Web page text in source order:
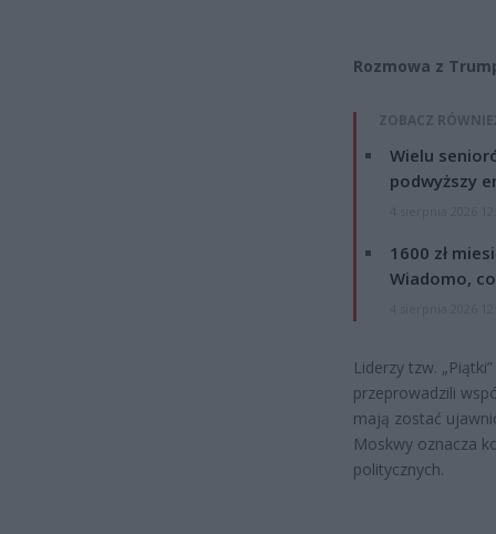
Rozmowa z
ZOBACZ
Wielu
podwyższy
1600 zł
Wiadomo,
Liderzy tzw.
przeprowadzili
mają zostać
Moskwy oznacza
politycznych.